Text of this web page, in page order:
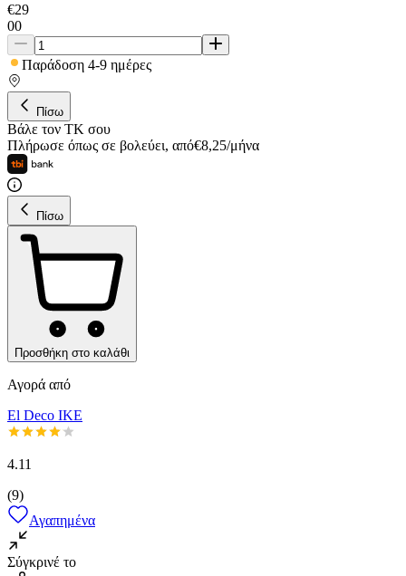
€29
00
Παράδοση 4-9 ημέρες
Πίσω
Βάλε τον ΤΚ σου
Πλήρωσε όπως σε βολεύει, από€8,25/μήνα
Πίσω
Προσθήκη στο καλάθι
Αγορά από
El Deco IKE
4.11
(9)
Αγαπημένα
Σύγκρινέ το